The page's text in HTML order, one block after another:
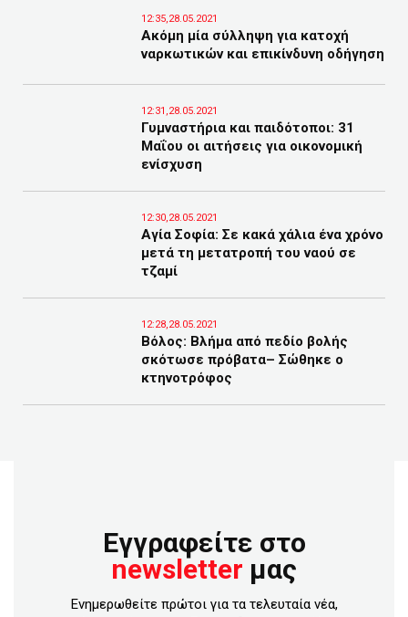
12:35,28.05.2021
Ακόμη μία σύλληψη για κατοχή
ναρκωτικών και επικίνδυνη οδήγηση
12:31,28.05.2021
Γυμναστήρια και παιδότοποι: 31
Μαΐου οι αιτήσεις για οικονομική
ενίσχυση
12:30,28.05.2021
Αγία Σοφία: Σε κακά χάλια ένα χρόνο
μετά τη μετατροπή του ναού σε
τζαμί
12:28,28.05.2021
Βόλος: Βλήμα από πεδίο βολής
σκότωσε πρόβατα– Σώθηκε ο
κτηνοτρόφος
Εγγραφείτε στο
newsletter μας
Ενημερωθείτε πρώτοι για τα τελευταία νέα,